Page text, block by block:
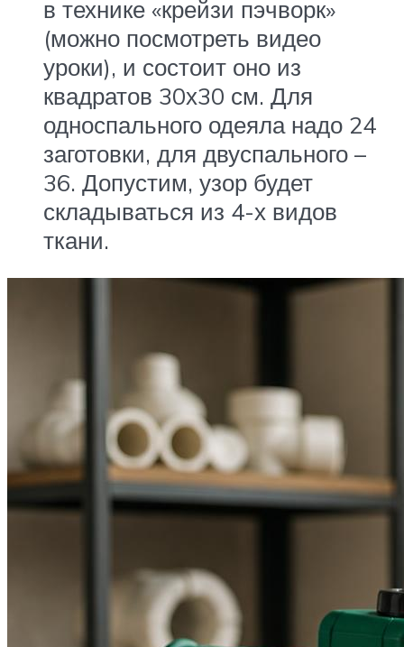
в технике «крейзи пэчворк»
(можно посмотреть видео
уроки), и состоит оно из
квадратов 30х30 см. Для
односпального одеяла надо 24
заготовки, для двуспального –
36. Допустим, узор будет
складываться из 4-х видов
ткани.